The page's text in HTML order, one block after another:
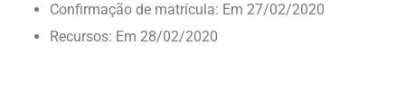
Confirmação de matrícula: Em 27/02/2020
Recursos: Em 28/02/2020